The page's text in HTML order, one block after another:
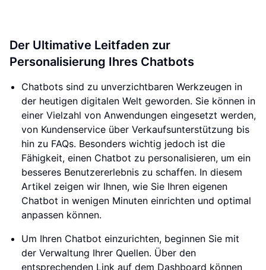
Der Ultimative Leitfaden zur
Personalisierung Ihres Chatbots
Chatbots sind zu unverzichtbaren Werkzeugen in
der heutigen digitalen Welt geworden. Sie können in
einer Vielzahl von Anwendungen eingesetzt werden,
von Kundenservice über Verkaufsunterstützung bis
hin zu FAQs. Besonders wichtig jedoch ist die
Fähigkeit, einen Chatbot zu personalisieren, um ein
besseres Benutzererlebnis zu schaffen. In diesem
Artikel zeigen wir Ihnen, wie Sie Ihren eigenen
Chatbot in wenigen Minuten einrichten und optimal
anpassen können.
Um Ihren Chatbot einzurichten, beginnen Sie mit
der Verwaltung Ihrer Quellen. Über den
entsprechenden Link auf dem Dashboard können